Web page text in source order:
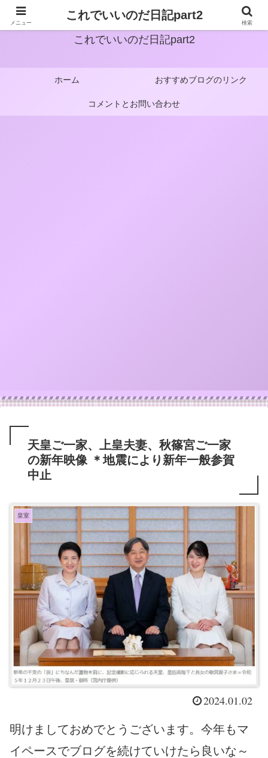
これでいいのだ日記part2
ホーム おすすめブログのリンク
コメントとお問い合わせ
天皇ご一家、上皇夫妻、秋篠宮ご一家
の新年映像 ＊地震により新年一般参賀
中止
皇室
2024.01.02
明けましておめでとうございます。今年もマ
イペースでブログを続けていけたら良いな～
メニュー
これでいいのだ日記part2
検索